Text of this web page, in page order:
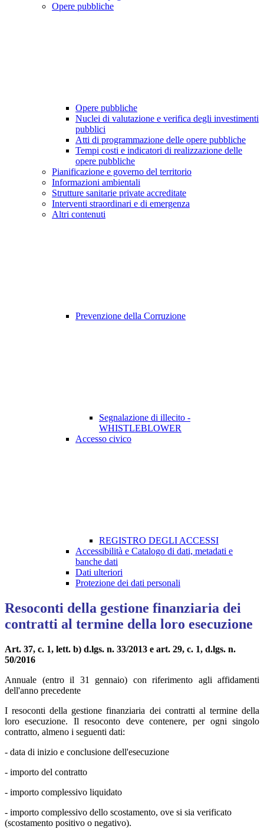
Opere pubbliche
Opere pubbliche
Nuclei di valutazione e verifica degli investimenti
pubblici
Atti di programmazione delle opere pubbliche
Tempi costi e indicatori di realizzazione delle
opere pubbliche
Pianificazione e governo del territorio
Informazioni ambientali
Strutture sanitarie private accreditate
Interventi straordinari e di emergenza
Altri contenuti
Prevenzione della Corruzione
Segnalazione di illecito -
WHISTLEBLOWER
Accesso civico
REGISTRO DEGLI ACCESSI
Accessibilità e Catalogo di dati, metadati e
banche dati
Dati ulteriori
Protezione dei dati personali
Resoconti della gestione finanziaria dei
contratti al termine della loro esecuzione
Art. 37, c. 1, lett. b) d.lgs. n. 33/2013 e art. 29, c. 1, d.lgs. n.
50/2016
Annuale (entro il 31 gennaio) con riferimento agli affidamenti
dell'anno precedente
I resoconti della gestione finanziaria dei contratti al termine della
loro esecuzione. Il resoconto deve contenere, per ogni singolo
contratto, almeno i seguenti dati:
- data di inizio e conclusione dell'esecuzione
- importo del contratto
- importo complessivo liquidato
- importo complessivo dello scostamento, ove si sia verificato
(scostamento positivo o negativo).